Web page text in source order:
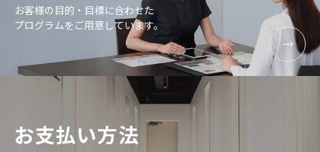
お客様の目的・目標に合わせた
プログラムをご用意しています。
お支払い方法